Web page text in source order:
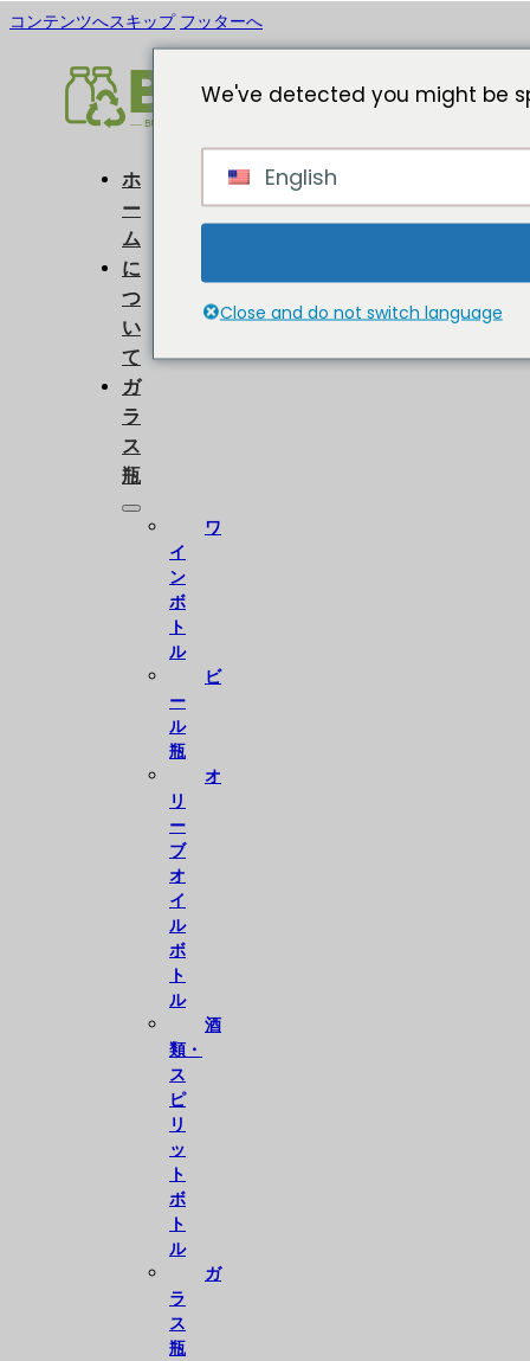
コンテンツへスキップ フッターへ
ホ
ー
ム
に
つ
い
て
ガ
ラ
ス
瓶
ワ
イ
ン
ボ
ト
ル
ビ
ー
ル
瓶
オ
リ
ー
ブ
オ
イ
ル
ボ
ト
ル
酒
類・
ス
ピ
リ
ッ
ト
ボ
ト
ル
ガ
ラ
ス
瓶
We've detected you might be
English
Close and do not switch language